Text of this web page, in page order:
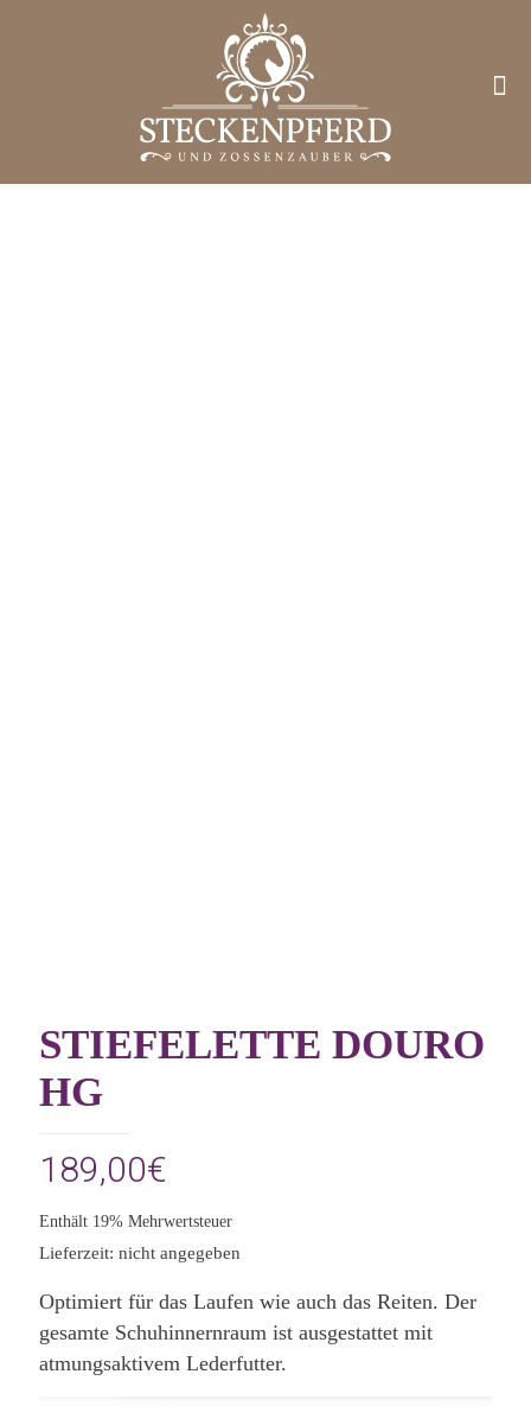
STIEFELETTE DOURO
HG
189,00€
Enthält 19% Mehrwertsteuer
Lieferzeit: nicht angegeben
Optimiert für das Laufen wie auch das Reiten. Der
gesamte Schuhinnernraum ist ausgestattet mit
atmungsaktivem Lederfutter.